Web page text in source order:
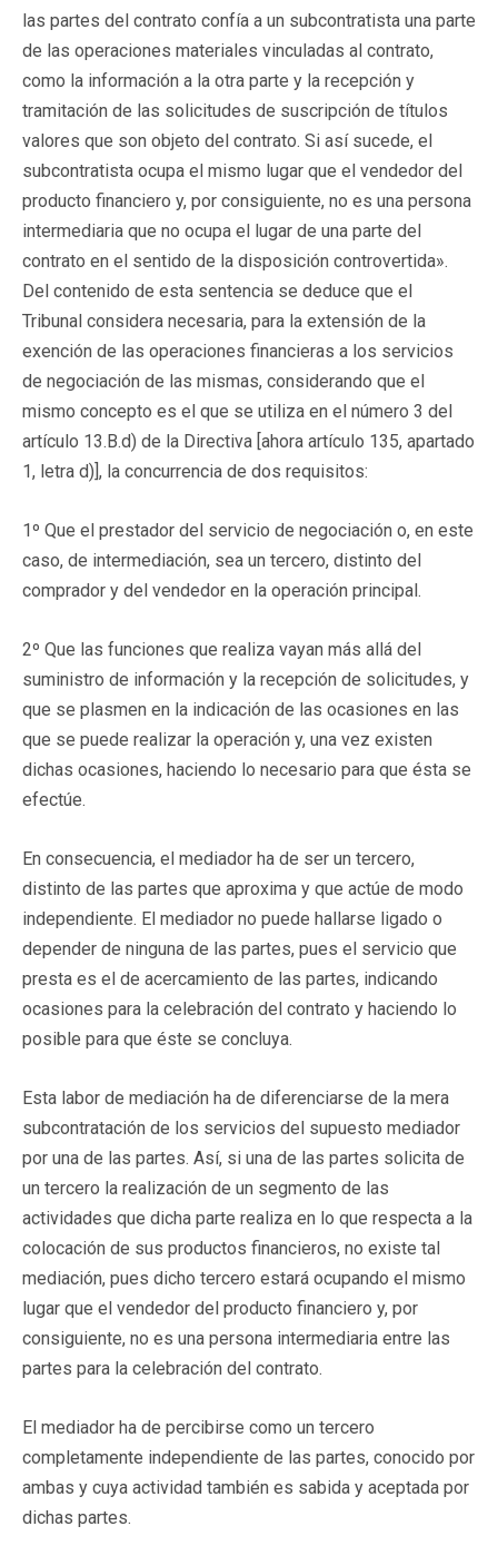
las partes del contrato confía a un subcontratista una parte
de las operaciones materiales vinculadas al contrato,
como la información a la otra parte y la recepción y
tramitación de las solicitudes de suscripción de títulos
valores que son objeto del contrato. Si así sucede, el
subcontratista ocupa el mismo lugar que el vendedor del
producto financiero y, por consiguiente, no es una persona
intermediaria que no ocupa el lugar de una parte del
contrato en el sentido de la disposición controvertida».
Del contenido de esta sentencia se deduce que el
Tribunal considera necesaria, para la extensión de la
exención de las operaciones financieras a los servicios
de negociación de las mismas, considerando que el
mismo concepto es el que se utiliza en el número 3 del
artículo 13.B.d) de la Directiva [ahora artículo 135, apartado
1, letra d)], la concurrencia de dos requisitos:
1º Que el prestador del servicio de negociación o, en este
caso, de intermediación, sea un tercero, distinto del
comprador y del vendedor en la operación principal.
2º Que las funciones que realiza vayan más allá del
suministro de información y la recepción de solicitudes, y
que se plasmen en la indicación de las ocasiones en las
que se puede realizar la operación y, una vez existen
dichas ocasiones, haciendo lo necesario para que ésta se
efectúe.
En consecuencia, el mediador ha de ser un tercero,
distinto de las partes que aproxima y que actúe de modo
independiente. El mediador no puede hallarse ligado o
depender de ninguna de las partes, pues el servicio que
presta es el de acercamiento de las partes, indicando
ocasiones para la celebración del contrato y haciendo lo
posible para que éste se concluya.
Esta labor de mediación ha de diferenciarse de la mera
subcontratación de los servicios del supuesto mediador
por una de las partes. Así, si una de las partes solicita de
un tercero la realización de un segmento de las
actividades que dicha parte realiza en lo que respecta a la
colocación de sus productos financieros, no existe tal
mediación, pues dicho tercero estará ocupando el mismo
lugar que el vendedor del producto financiero y, por
consiguiente, no es una persona intermediaria entre las
partes para la celebración del contrato.
El mediador ha de percibirse como un tercero
completamente independiente de las partes, conocido por
ambas y cuya actividad también es sabida y aceptada por
dichas partes.